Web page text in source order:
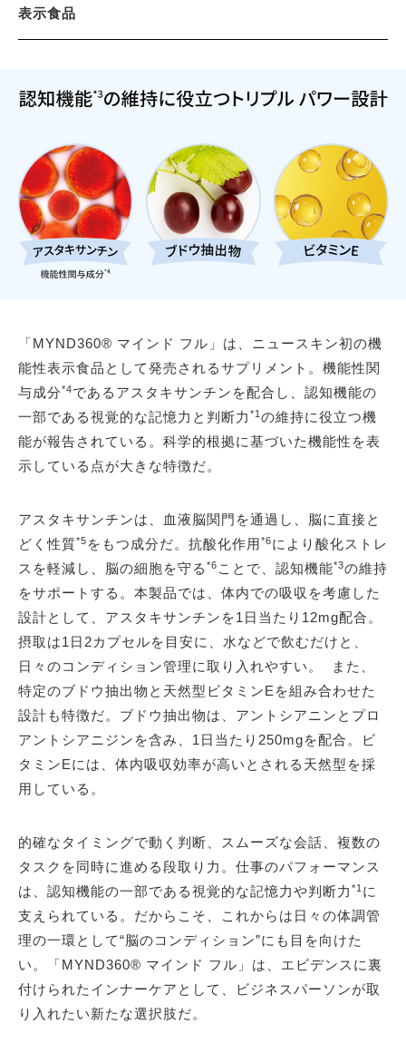
表示食品
「MYND360® マインド フル」は、ニュースキン初の機
能性表示食品として発売されるサプリメント。機能性関
与成分*4であるアスタキサンチンを配合し、認知機能の
一部である視覚的な記憶力と判断力 *1 の維持に役立つ機
能が報告されている。科学的根拠に基づいた機能性を表
示している点が大きな特徴だ。
アスタキサンチンは、血液脳関門を通過し、脳に直接と
どく性質*5 をもつ成分だ。抗酸化作用*6により酸化ストレ
スを軽減し、脳の細胞を守る *6 ことで、認知機能*3の維持
をサポートする。本製品では、体内での吸収を考慮した
設計として、アスタキサンチンを1日当たり12mg配合。
摂取は1日2カプセルを目安に、水などで飲むだけと、
日々のコンディション管理に取り入れやすい。 また、
特定のブドウ抽出物と天然型ビタミンEを組み合わせた
設計も特徴だ。ブドウ抽出物は、アントシアニンとプロ
アントシアニジンを含み、1日当たり250mgを配合。ビ
タミンEには、体内吸収効率が高いとされる天然型を採
用している。
的確なタイミングで動く判断、スムーズな会話、複数の
タスクを同時に進める段取り力。仕事のパフォーマンス
は、認知機能の一部である視覚的な記憶力や判断力 *1 に
支えられている。だからこそ、これからは日々の体調管
理の一環として“脳のコンディション”にも目を向けた
い。「MYND360® マインド フル」は、エビデンスに裏
付けられたインナーケアとして、ビジネスパーソンが取
り入れたい新たな選択肢だ。